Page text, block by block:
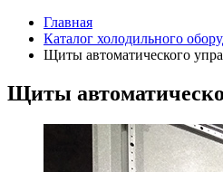
Главная
Каталог холодильного
Щиты автоматического
Щиты